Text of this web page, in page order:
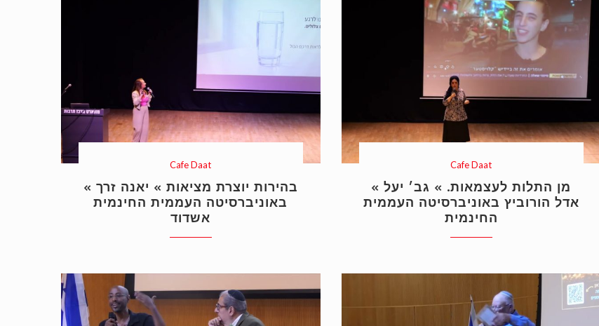
Cafe Daat
« בהירות יוצרת מציאות » יאנה זרך
באוניברסיטה העממית החינמית
אשדוד
Cafe Daat
« מן התלות לעצמאות. » גב׳ יעל
אדל הורוביץ באוניברסיטה העממית
החינמית